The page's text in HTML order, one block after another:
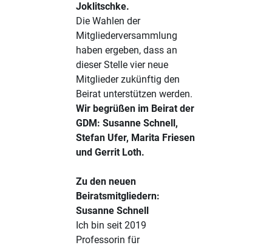
Joklitschke.
Die Wahlen der
Mitgliederversammlung
haben ergeben, dass an
dieser Stelle vier neue
Mitglieder zukünftig den
Beirat unterstützen werden.
Wir begrüßen im Beirat der
GDM: Susanne Schnell,
Stefan Ufer, Marita Friesen
und Gerrit Loth.
Zu den neuen
Beiratsmitgliedern:
Susanne Schnell
Ich bin seit 2019
Professorin für